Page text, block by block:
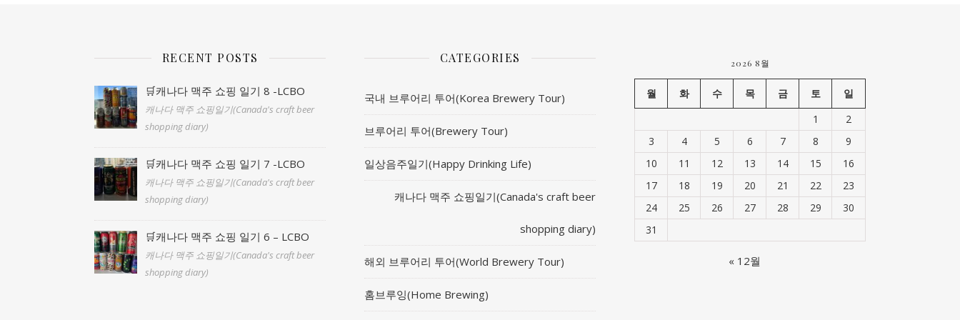
RECENT POSTS
🛒캐나다 맥주 쇼핑 일기 8 -LCBO
캐나다 맥주 쇼핑일기(Canada's craft beer
shopping diary)
🛒캐나다 맥주 쇼핑 일기 7 -LCBO
캐나다 맥주 쇼핑일기(Canada's craft beer
shopping diary)
🛒캐나다 맥주 쇼핑 일기 6 – LCBO
캐나다 맥주 쇼핑일기(Canada's craft beer
shopping diary)
CATEGORIES
국내 브루어리 투어(Korea Brewery Tour)
브루어리 투어(Brewery Tour)
일상음주일기(Happy Drinking Life)
캐나다 맥주 쇼핑일기(Canada's craft beer
shopping diary)
해외 브루어리 투어(World Brewery Tour)
홈브루잉(Home Brewing)
2026 8월
월 화 수 목 금 토
일
1
2
3
4 5 6 7 8
9
10
11 12 13 14 15
16
17
18 19 20 21 22
23
24
25 26 27 28 29
30
31
« 12월